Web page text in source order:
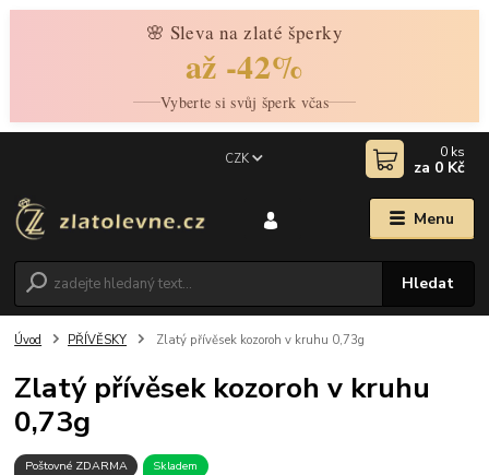
🌸 Sleva na zlaté šperky
až -42%
Vyberte si svůj šperk včas
Menu
CZK
Hledat
0 ks
za 0 Kč
Úvod PŘÍVĚSKY Zlatý přívěsek kozoroh v kruhu 0,73g
Zlatý přívěsek kozoroh v kruhu
0,73g
Poštovné ZDARMA Skladem